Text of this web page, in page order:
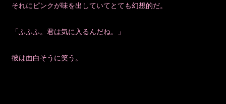
それにピンクが味を出していてとても幻想的だ。
「ふふふ。君は気に入るんだね。」
彼は面白そうに笑う。